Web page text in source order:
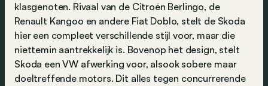
klasgenoten. Rivaal van de Citroën Berlingo, de
Renault Kangoo en andere Fiat Doblo, stelt de Skoda
hier een compleet verschillende stijl voor, maar die
niettemin aantrekkelijk is. Bovenop het design, stelt
Skoda een VW afwerking voor, alsook sobere maar
doeltreffende motors. Dit alles tegen concurrerende